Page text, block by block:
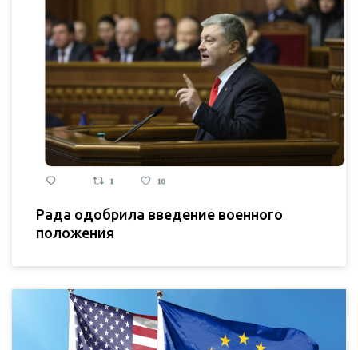
Рада одобрила введение военного
положения